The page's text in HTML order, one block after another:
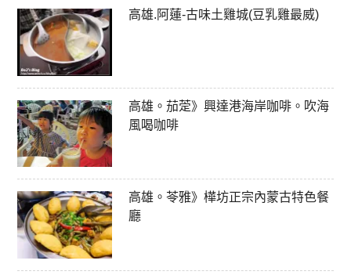
高雄.阿蓮-古味土雞城(豆乳雞最威)
高雄。茄萣》興達港海岸咖啡。吹海
風喝咖啡
高雄。苓雅》樺坊正宗內蒙古特色餐
廳